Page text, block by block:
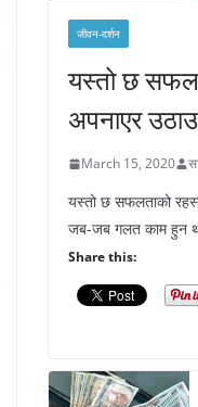
जीवन-दर्शन
यस्तो छ
अपनाएर
March 15, 2020
यस्तो छ सफलताको
जब-जब गलत काम हुन
Share this: